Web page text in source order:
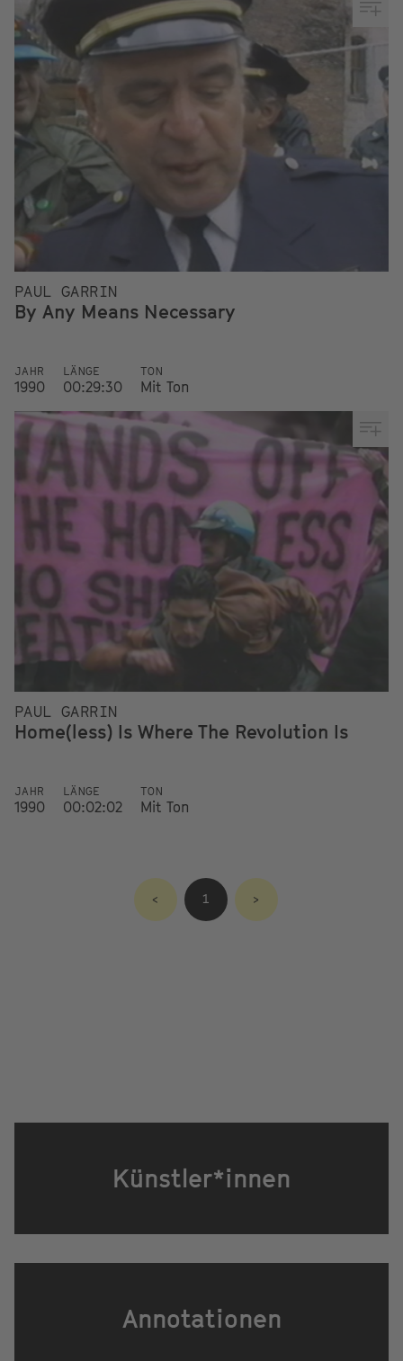
PAUL GARRIN
By Any Means Necessary
JAHR
1990
LÄNGE
00:29:30
TON
Mit Ton
PAUL GARRIN
Home(less) Is Where The Revolution Is
JAHR
1990
LÄNGE
00:02:02
TON
Mit Ton
< 1 >
Künstler*innen
Annotationen